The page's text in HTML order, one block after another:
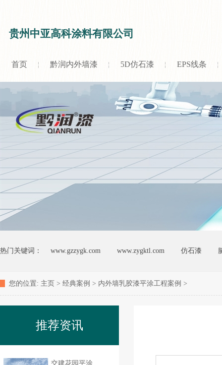
贵州中亚高科涂料有限公司
首页 黔润内外墙漆 5D仿石漆 EPS线条
热门关键词： www.gzzygk.com www.zygktl.com 仿石漆
您的位置: 主页 > 经典案例 > 内外墙乳胶漆平涂工程案例 >
推荐资讯
交建花园平涂